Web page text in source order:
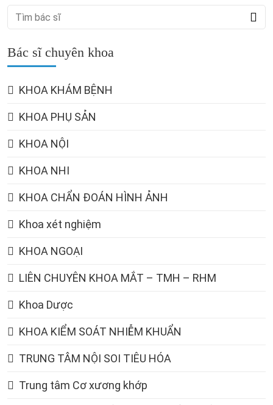
Bác sĩ chuyên khoa
KHOA KHÁM BỆNH
KHOA PHỤ SẢN
KHOA NỘI
KHOA NHI
KHOA CHẨN ĐOÁN HÌNH ẢNH
Khoa xét nghiệm
KHOA NGOẠI
LIÊN CHUYÊN KHOA MẮT – TMH – RHM
Khoa Dược
KHOA KIỂM SOÁT NHIỄM KHUẨN
TRUNG TÂM NỘI SOI TIÊU HÓA
Trung tâm Cơ xương khớp